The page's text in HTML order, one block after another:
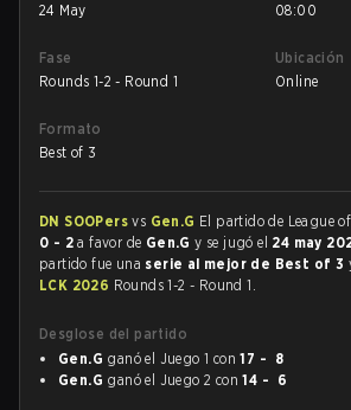
24 May
08:00
Fase
Rounds 1-2 - Round 1
Ubicación
Online
Formato
Best of 3
DN SOOPersvs Gen.G El partido de League
0 - 2 a favor de Gen.Gy se jugó el 24 may
partido fue una serie al mejor de Best of 3
LCK 2026 Rounds 1-2 - Round 1.
Desglose del partido
Gen.G ganó el Juego 1 con17 - 8
Gen.G ganó el Juego 2 con14 - 6